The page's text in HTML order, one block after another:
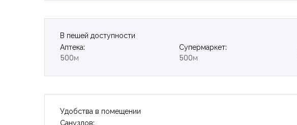
В пешей доступности
Аптека:
500м
Супермаркет:
500м
Удобства в помещении
Санузлов: